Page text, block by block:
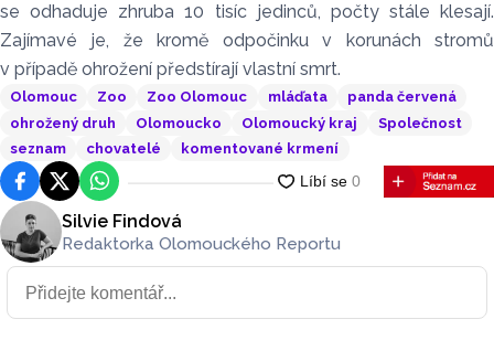
se odhaduje zhruba 10 tisíc jedinců, počty stále klesají.
Zajímavé je, že kromě odpočinku v korunách stromů
v případě ohrožení předstírají vlastní smrt.
Olomouc Zoo Zoo Olomouc mláďata
panda červená
ohrožený druh
Olomoucko Olomoucký kraj
Společnost
seznam
chovatelé komentované krmení
FacebookPlatforma X
WhatsApp
Silvie Findová
Redaktorka Olomouckého Reportu